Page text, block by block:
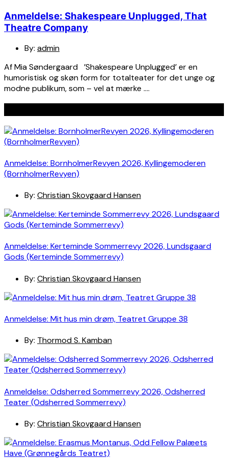
Anmeldelse: Shakespeare Unplugged, That
Theatre Company
By: admin
Af Mia Søndergaard ’Shakespeare Unplugged’ er en
humoristisk og skøn form for totalteater for det unge og
modne publikum, som – vel at mærke ….
Anmeldelse: BornholmerRevyen 2026, Kyllingemoderen
(BornholmerRevyen)
By: Christian Skovgaard Hansen
Anmeldelse: Kerteminde Sommerrevy 2026, Lundsgaard
Gods (Kerteminde Sommerrevy)
By: Christian Skovgaard Hansen
Anmeldelse: Mit hus min drøm, Teatret Gruppe 38
By: Thormod S. Kamban
Anmeldelse: Odsherred Sommerrevy 2026, Odsherred
Teater (Odsherred Sommerrevy)
By: Christian Skovgaard Hansen